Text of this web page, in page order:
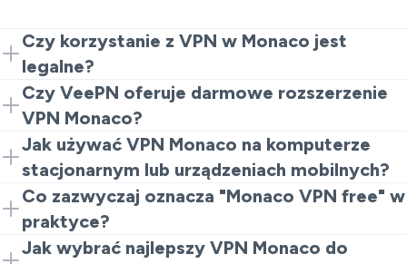
Czy korzystanie z VPN w Monaco jest
legalne?
W większości przypadków korzystanie z VPN dla
prywatności i bezpieczeństwa jest w porządku. Po
prostu używaj go odpowiedzialnie, respektuj lokalne
prawo i unikaj wszelkich nielegalnych działań.
Czy VeePN oferuje darmowe rozszerzenie
VPN Monaco?
Tak. Możesz zacząć od rozszerzenia dla Chrome jako
darmowej opcji VPN Monaco do lekkiego
przeglądania. Jeśli później potrzebujesz większych
prędkości i funkcji, możesz przejść do pełnych
aplikacji.
Jak używać VPN Monaco na komputerze
stacjonarnym lub urządzeniach mobilnych?
Zainstaluj VeePN na swoim urządzeniu lub użyj
rozszerzenia przeglądarki. Wybierz lokalizację serwera i
połącz się. Gdy jest włączony, Twój ruch przechodzi
przez VPN zamiast przez regularne połączenie.
Co zazwyczaj oznacza "Monaco VPN free" w
praktyce?
Zazwyczaj oznacza to, że możesz wypróbować
Jak wybrać najlepszy VPN Monaco do